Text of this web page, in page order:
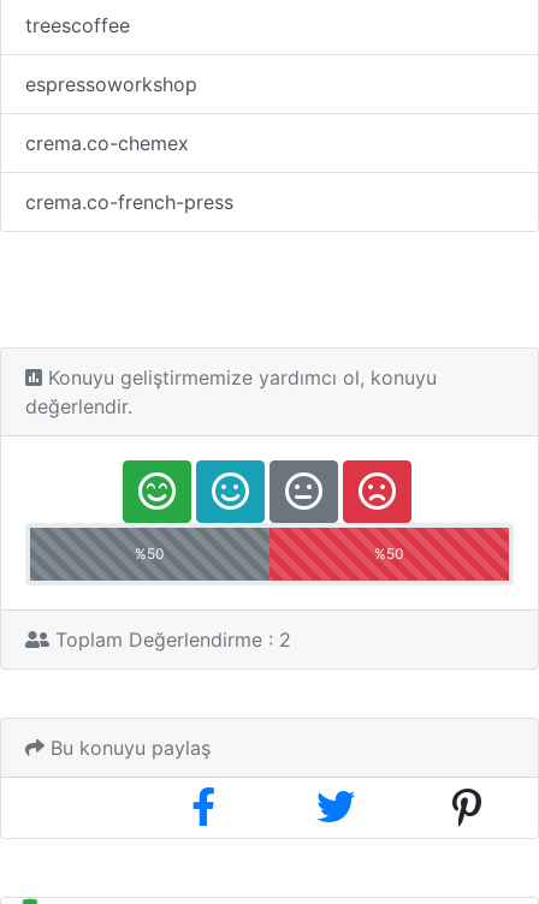
treescoffee
espressoworkshop
crema.co-chemex
crema.co-french-press
Konuyu geliştirmemize yardımcı ol, konuyu
değerlendir.
%50 %50
Toplam Değerlendirme : 2
Bu konuyu paylaş